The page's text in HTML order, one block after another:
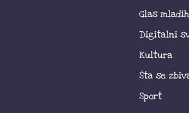
Glas mladih
Digitalni
Kultura
Šta se
Sport